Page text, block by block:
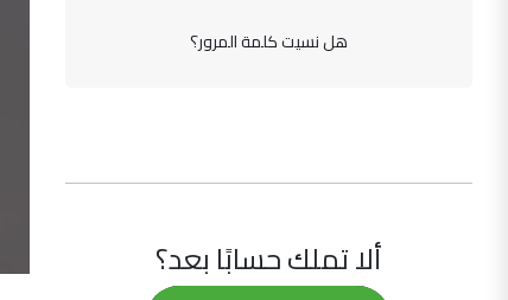
هل نسيت كلمة المرور؟
ألا تملك حسابًا بعد؟